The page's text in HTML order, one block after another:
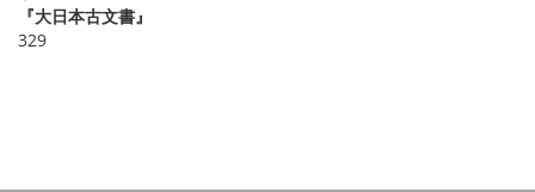
『大日本古文書』
329